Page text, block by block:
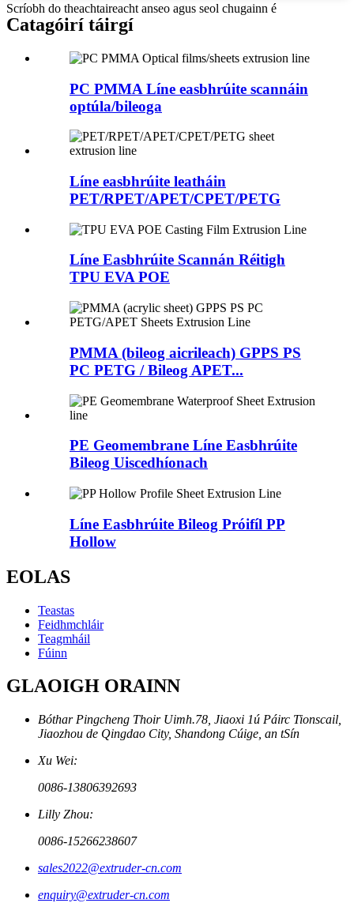
Scríobh do theachtaireacht anseo agus seol chugainn é
Catagóirí táirgí
PC PMMA Líne easbhrúite scannáin
optúla/bileoga
Líne easbhrúite leatháin
PET/RPET/APET/CPET/PETG
Líne Easbhrúite Scannán Réitigh
TPU EVA POE
PMMA (bileog aicrileach) GPPS PS
PC PETG / Bileog APET...
PE Geomembrane Líne Easbhrúite
Bileog Uiscedhíonach
Líne Easbhrúite Bileog Próifíl PP
Hollow
EOLAS
Teastas
Feidhmchláir
Teagmháil
Fúinn
GLAOIGH ORAINN
Bóthar Pingcheng Thoir Uimh.78, Jiaoxi 1ú Páirc Tionscail,
Jiaozhou de Qingdao City, Shandong Cúige, an tSín
Xu Wei:
0086-13806392693
Lilly Zhou:
0086-15266238607
sales2022@extruder-cn.com
enquiry@extruder-cn.com